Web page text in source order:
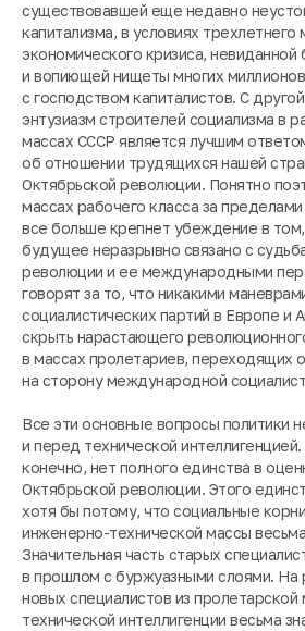
существовавшей еще недавно
капитализма, в условиях трехлетнего
экономического кризиса, невиданной
и вопиющей нищеты многих
с господством капиталистов. С
энтузиазм строителей социализма в
массах СССР является лучшим
об отношении трудящихся нашей
Октябрьской революции. Понятно
массах рабочего класса за
все больше крепнет убеждение в
будущее неразрывно связано с
революции и ее международными
говорят за то, что никакими
социалистических партий в Европе и
скрыть нарастающего
в массах пролетариев, переходящих
на сторону международной
Все эти основные вопросы политики
и перед технической
конечно, нет полного единства в
Октябрьской революции. Этого
хотя бы потому, что социальные
инженерно-технической массы
Значительная часть старых
в прошлом с буржуазными слоями. На
новых специалистов из
технической интеллигенции весьма